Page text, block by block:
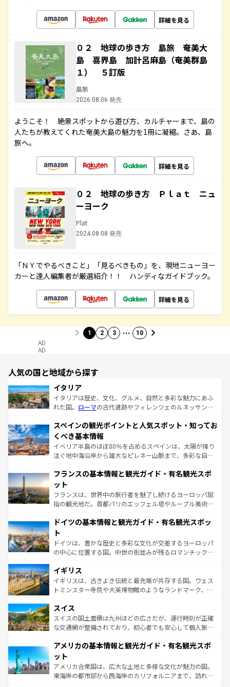
詳細を見る
０２ 地球の歩き方 島旅 奄美大
島 喜界島 加計呂麻島（奄美群島
１） ５訂版
島旅
2026.08.06 発売
ようこそ！ 絶景スポットから遊び方、カルチャーまで、島の
人たちが教えてくれた奄美大島の魅力を1冊に凝縮。さあ、島
旅へ。
詳細を見る
０２ 地球の歩き方 Ｐｌａｔ ニュ
ーヨーク
Plat
2024.08.08 発売
「ＮＹでやるべきこと」「見るべきもの」を、現地ニューヨー
カーと達人編集者が厳選紹介！！ ハンディなガイドブック。
詳細を見る
1 2 3 … 10
AD
AD
人気の国と地域から探す
イタリア
イタリアは歴史、文化、グルメ、自然と多彩な魅力にあふ
れた国。 ローマの古代遺跡やフィレンツェのルネッサンス
ろん、トスカーナの美しい田園風景やアマルフィ海岸の絶
景など、自然景観も見逃せない。観光の合間には、本場の
ピザやパスタなど、絶品のイタリア料理を堪能することも
できる。朝目覚めてから夜眠るまで、すべての瞬間を楽し
なお、新着のイタリア情報はコンテンツ一覧を参照してほ
しい。
スペインの観光ポイントと人気スポット・知ってお
くべき基本情報
イベリア半島のほぼ80％を占めるスペインは、太陽が降り
注ぐ地中海沿岸から雄大なピレネー山脈まで、多彩な自然
文化が根付くこの国では、情熱的なフラメンコ、熱気あふ
れる闘牛、そして美味しいタパスが生活の一部となってい
る。首都マドリードの洗練された雰囲気や、バルセロナの
アートに溢れた街角から、地方では古代ローマ遺跡や中世
せる。地方によって風土や気候が異なるスペインはその個
ンテンツ一覧 を参照してほしい。
フランスの基本情報と観光ガイド・有名観光スポ
ット
フランスは、世界中の旅行者を魅了し続けるヨーロッパ屈
指の観光地だ。首都パリのエッフェル塔やルーブル美術館
で、幅広い魅力が詰まっている。華麗な宮殿、歴史的な大
聖堂、美しいビーチ、そして豊かな自然が、訪れる者を心
から魅了する。また、フランスは美食の国としても知ら
れ、フランス料理はユネスコ無形文化遺産にも登録されて
香り高いラベンダー畑など、多彩な楽しみ方が可能だ。さ
らに、パリ以外の地域にも魅力が溢れており、どの街角に
も豊かな歴史と文化が息づいている。パリ以外の個性あふ
を参照してほしい。
ドイツの基本情報と観光ガイド・有名観光スポッ
ト
ドイツは、豊かな歴史と多彩な文化が交差するヨーロッパ
の中心に位置する国。中世の街並みが残るロマンチック街
顔を持つこの国は、どこを歩いても飽きることがない。ベ
ルリンの文化的活気、バイエルン州のアルプスの絶景、そ
してライン川沿いのワイン畑といった風景は必見。ビール
は、お酒好きな人にはぜひ体験してほしい。 なお、新着の
ドイツ情報はコンテンツ一覧を参照してほしい。
イギリス
イギリスは、古きよき伝統と最先端が共存する国。ウェス
トミンスター寺院や大英博物館のようなランドマーク、歴
リアごとに異なる魅力がある。また、優雅なアフタヌーン
ティー、ビール好きにはたまらない英国パブ、サッカー観
戦など、本場だからこそできる体験も豊富。イギリスを旅
ンツ一覧を参照してほしい。
スイス
スイスの国土面積は九州ほどの広さだが、運行時刻が正確
な交通網が整備されており、初心者でも安心して個人旅行
の建物がそのまま残る町や、スイスならではのユニークな
博物館もあり、アルプス観光だけでなく町歩きも満喫する
ことができる。国民の所得が高いため物価も高いが、旅行
者向けの交通パス提供のサービスもあり、うまく活用すれ
アメリカの基本情報と観光ガイド・有名観光スポ
ット
アメリカ合衆国は、広大な土地と多様な文化が魅力の国。
東海岸の都市部から西海岸のカリフォルニアまで、訪れる